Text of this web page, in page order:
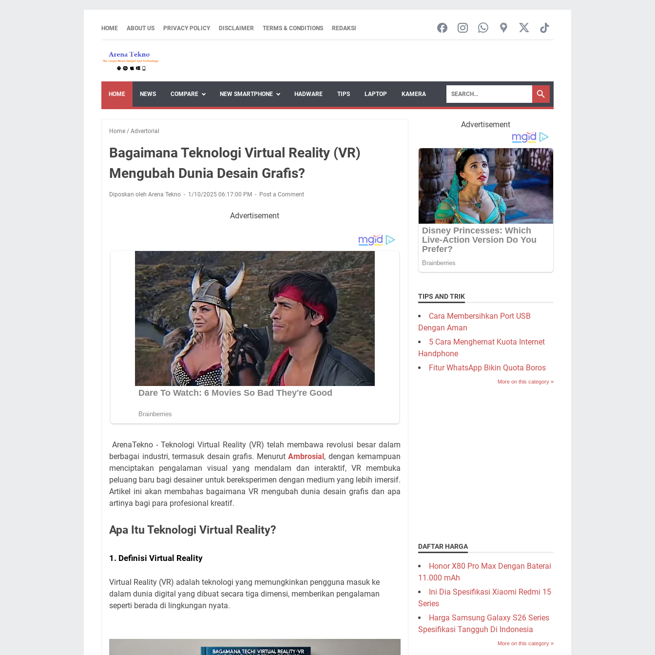
HOME ABOUT US PRIVACY POLICY DISCLAIMER TERMS & CONDITIONS REDAKSI
HOME NEWS COMPARE NEW SMARTPHONE HADWARE TIPS LAPTOP KAMERA
Home / Advertorial
Bagaimana Teknologi Virtual Reality (VR)
Mengubah Dunia Desain Grafis?
Diposkan oleh Arena Tekno 1/10/2025 06:17:00 PM Post a Comment
Advertisement
ArenaTekno - Teknologi Virtual Reality (VR) telah membawa revolusi besar dalam
berbagai industri, termasuk desain grafis. MenurutAmbrosial, dengan kemampuan
menciptakan pengalaman visual yang mendalam dan interaktif, VR membuka
peluang baru bagi desainer untuk bereksperimen dengan medium yang lebih imersif.
Artikel ini akan membahas bagaimana VR mengubah dunia desain grafis dan apa
artinya bagi para profesional kreatif.
Apa Itu Teknologi Virtual Reality?
1. Definisi Virtual Reality
Virtual Reality (VR) adalah teknologi yang memungkinkan pengguna masuk ke
dalam dunia digital yang dibuat secara tiga dimensi, memberikan pengalaman
seperti berada di lingkungan nyata.
Advertisement
TIPS AND TRIK
Cara Membersihkan Port USB
Dengan Aman
5 Cara Menghemat Kuota Internet
Handphone
Fitur WhatsApp Bikin Quota Boros
More on this category »
DAFTAR HARGA
Honor X80 Pro Max Dengan Baterai
11.000 mAh
Ini Dia Spesifikasi Xiaomi Redmi 15
Series
Harga Samsung Galaxy S26 Series
Spesifikasi Tangguh Di Indonesia
More on this category »